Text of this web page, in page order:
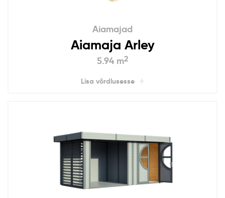
Aiamajad
Aiamaja Arley
5.94 m2
Lisa võrdlusesse